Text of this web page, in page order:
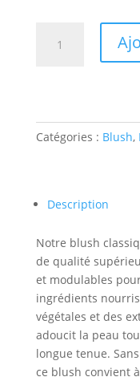
Catégories : Blush,
Description
Notre blush
de qualité
et modulables
ingrédients
végétales et des
adoucit la peau
longue tenue.
ce blush convient